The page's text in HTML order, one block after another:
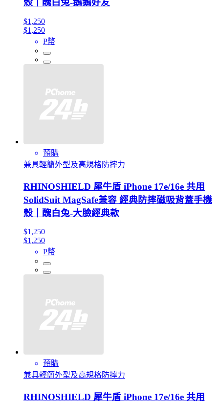
殼｜醜白兔-鵝鵝好友
$1,250
$1,250
P幣
預購
兼具輕簡外型及高規格防摔力
RHINOSHIELD 犀牛盾 iPhone 17e/16e 共用
SolidSuit MagSafe兼容 經典防摔磁吸背蓋手機
殼｜醜白兔-大臉經典款
$1,250
$1,250
P幣
預購
兼具輕簡外型及高規格防摔力
RHINOSHIELD 犀牛盾 iPhone 17e/16e 共用